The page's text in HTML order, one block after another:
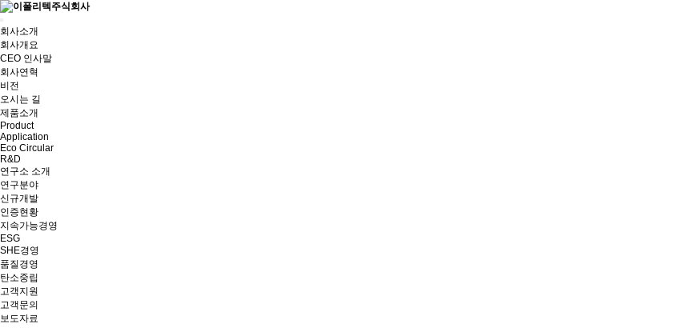
회사소개
회사개요
CEO 인사말
회사연혁
비전
오시는 길
제품소개
Product
Application
Eco Circular
R&D
연구소 소개
연구분야
신규개발
인증현황
지속가능경영
ESG
SHE경영
품질경영
탄소중립
고객지원
고객문의
보도자료